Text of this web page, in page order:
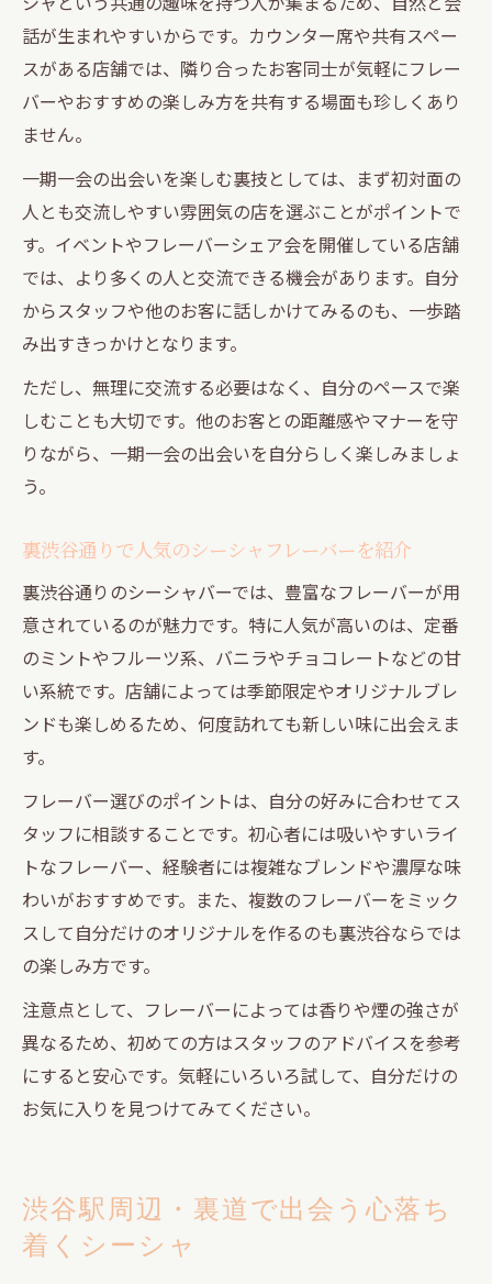
話が生まれやすいからです。カウンター席や共有スペー
スがある店舗では、隣り合ったお客同士が気軽にフレー
バーやおすすめの楽しみ方を共有する場面も珍しくあり
ません。
一期一会の出会いを楽しむ裏技としては、まず初対面の
人とも交流しやすい雰囲気の店を選ぶことがポイントで
す。イベントやフレーバーシェア会を開催している店舗
では、より多くの人と交流できる機会があります。自分
からスタッフや他のお客に話しかけてみるのも、一歩踏
み出すきっかけとなります。
ただし、無理に交流する必要はなく、自分のペースで楽
しむことも大切です。他のお客との距離感やマナーを守
りながら、一期一会の出会いを自分らしく楽しみましょ
う。
裏渋谷通りで人気のシーシャフレーバーを紹介
裏渋谷通りのシーシャバーでは、豊富なフレーバーが用
意されているのが魅力です。特に人気が高いのは、定番
のミントやフルーツ系、バニラやチョコレートなどの甘
い系統です。店舗によっては季節限定やオリジナルブレ
ンドも楽しめるため、何度訪れても新しい味に出会えま
す。
フレーバー選びのポイントは、自分の好みに合わせてス
タッフに相談することです。初心者には吸いやすいライ
トなフレーバー、経験者には複雑なブレンドや濃厚な味
わいがおすすめです。また、複数のフレーバーをミック
スして自分だけのオリジナルを作るのも裏渋谷ならでは
の楽しみ方です。
注意点として、フレーバーによっては香りや煙の強さが
異なるため、初めての方はスタッフのアドバイスを参考
にすると安心です。気軽にいろいろ試して、自分だけの
お気に入りを見つけてみてください。
渋谷駅周辺・裏道で出会う心落ち
着くシーシャ